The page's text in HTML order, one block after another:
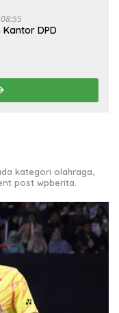
DPD
kategori olahraga,
post wpberita.